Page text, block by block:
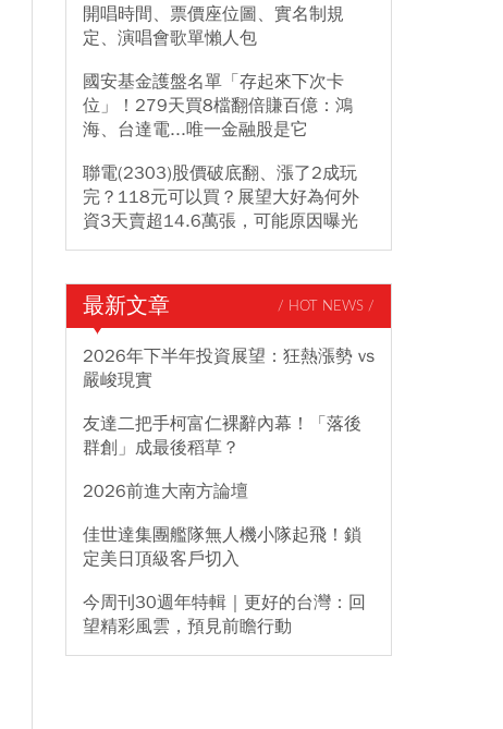
開唱時間、票價座位圖、實名制規
定、演唱會歌單懶人包
國安基金護盤名單「存起來下次卡
位」！279天買8檔翻倍賺百億：鴻
海、台達電...唯一金融股是它
聯電(2303)股價破底翻、漲了2成玩
完？118元可以買？展望大好為何外
資3天賣超14.6萬張，可能原因曝光
最新文章 / HOT NEWS /
2026年下半年投資展望：狂熱漲勢 vs
嚴峻現實
友達二把手柯富仁裸辭內幕！「落後
群創」成最後稻草？
2026前進大南方論壇
佳世達集團艦隊無人機小隊起飛！鎖
定美日頂級客戶切入
今周刊30週年特輯｜更好的台灣：回
望精彩風雲，預見前瞻行動